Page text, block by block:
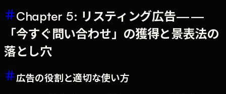
Chapter 5: リスティング広告——
「今すぐ問い合わせ」の獲得と景表法の
落とし穴
広告の役割と適切な使い方